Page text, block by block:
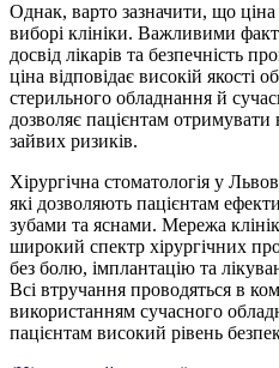
Однак, варто зазначити, що
виборі клініки. Важливими
досвід лікарів та безпечність
ціна відповідає високій якості
стерильного обладнання й
дозволяє пацієнтам отримувати
зайвих ризиків.
Хірургічна стоматологія у
які дозволяють пацієнтам
зубами та яснами. Мережа
широкий спектр хірургічних
без болю, імплантацію та
Всі втручання проводяться в
використанням сучасного
пацієнтам високий рівень